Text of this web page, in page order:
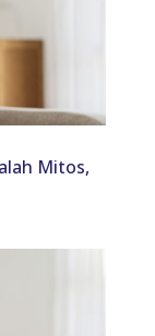
Mitos,